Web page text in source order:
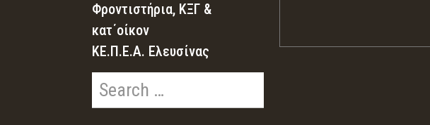
Φροντιστήρια, ΚΞΓ &
κατ΄οίκον
ΚΕ.Π.Ε.Α. Ελευσίνας